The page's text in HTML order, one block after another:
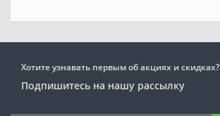
Хотите узнавать первым об акциях и скидках?
Подпишитесь на нашу рассылку